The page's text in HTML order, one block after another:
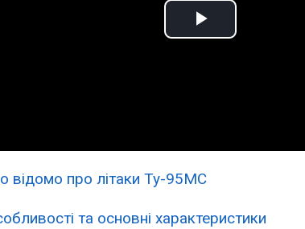
Play
відомо про літаки Ту-95МС
та основні характеристики